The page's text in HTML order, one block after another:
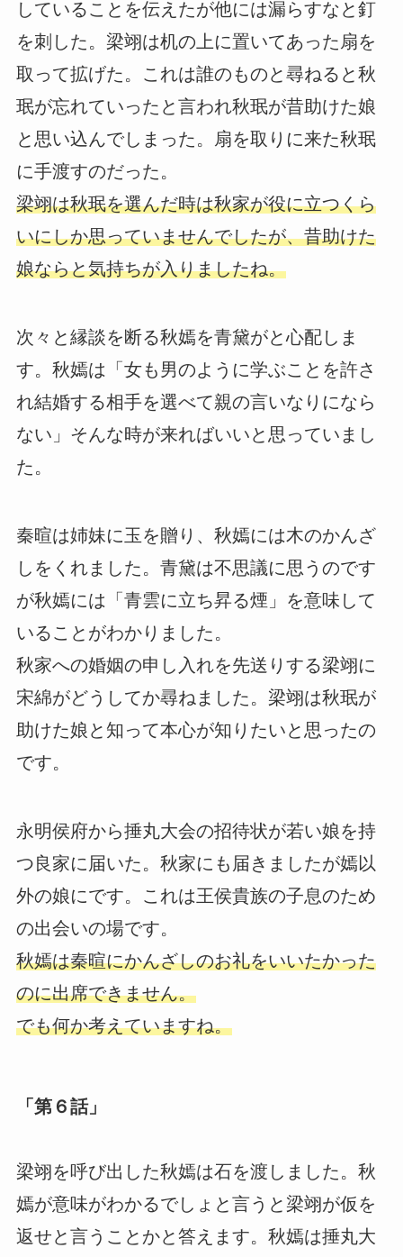
していることを伝えたが他には漏らすなと釘
を刺した。梁翊は机の上に置いてあった扇を
取って拡げた。これは誰のものと尋ねると秋
珉が忘れていったと言われ秋珉が昔助けた娘
と思い込んでしまった。扇を取りに来た秋珉
に手渡すのだった。
梁翊は秋珉を選んだ時は秋家が役に立つくら
いにしか思っていませんでしたが、昔助けた
娘ならと気持ちが入りましたね。
次々と縁談を断る秋嫣を青黛がと心配しま
す。秋嫣は「女も男のように学ぶことを許さ
れ結婚する相手を選べて親の言いなりになら
ない」そんな時が来ればいいと思っていまし
た。
秦暄は姉妹に玉を贈り、秋嫣には木のかんざ
しをくれました。青黛は不思議に思うのです
が秋嫣には「青雲に立ち昇る煙」を意味して
いることがわかりました。
秋家への婚姻の申し入れを先送りする梁翊に
宋綿がどうしてか尋ねました。梁翊は秋珉が
助けた娘と知って本心が知りたいと思ったの
です。
永明侯府から捶丸大会の招待状が若い娘を持
つ良家に届いた。秋家にも届きましたが嫣以
外の娘にです。これは王侯貴族の子息のため
の出会いの場です。
秋嫣は秦暄にかんざしのお礼をいいたかった
のに出席できません。
でも何か考えていますね。
「第６話」
梁翊を呼び出した秋嫣は石を渡しました。秋
嫣が意味がわかるでしょと言うと梁翊が仮を
返せと言うことかと答えます。秋嫣は捶丸大